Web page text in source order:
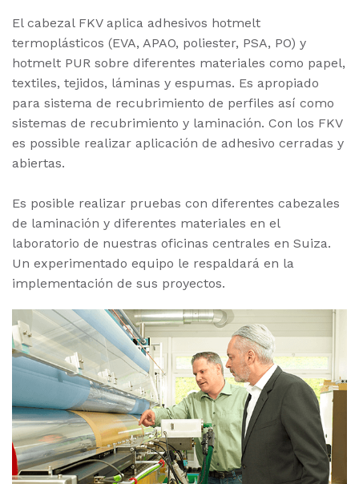
El cabezal FKV aplica adhesivos hotmelt
termoplásticos (EVA, APAO, poliester, PSA, PO) y
hotmelt PUR sobre diferentes materiales como papel,
textiles, tejidos, láminas y espumas. Es apropiado
para sistema de recubrimiento de perfiles así como
sistemas de recubrimiento y laminación. Con los FKV
es possible realizar aplicación de adhesivo cerradas y
abiertas.
Es posible realizar pruebas con diferentes cabezales
de laminación y diferentes materiales en el
laboratorio de nuestras oficinas centrales en Suiza.
Un experimentado equipo le respaldará en la
implementación de sus proyectos.